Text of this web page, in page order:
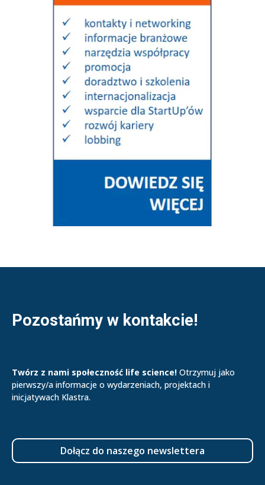
Pozostańmy w kontakcie!
Twórz z nami społeczność life science! Otrzymuj jako
pierwszy/a informacje o wydarzeniach, projektach i
inicjatywach Klastra.
Dołącz do naszego newslettera